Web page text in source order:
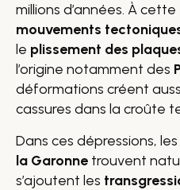
millions d’années. À
mouvements
le plissement des
l’origine notamment des
déformations créent
cassures dans la croûte
Dans ces dépressions, les
la Garonne trouvent
s’ajoutent les